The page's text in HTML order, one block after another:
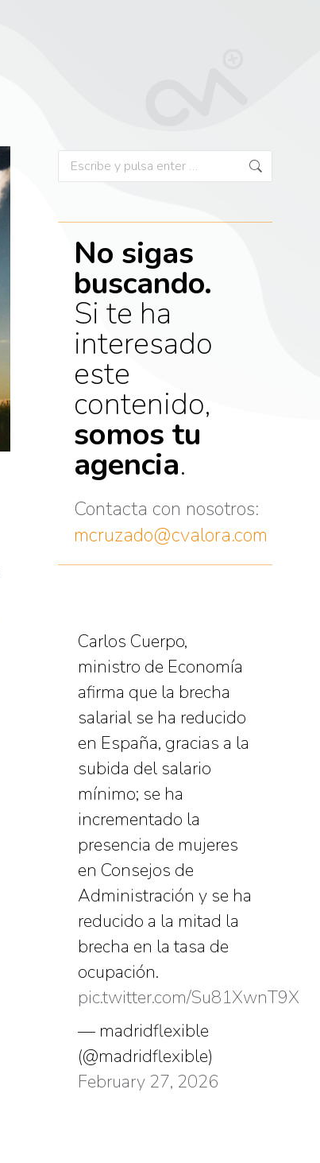
No sigas
buscando.
Si te ha
interesado
este
contenido,
somos tu
agencia.
Contacta con nosotros:
mcruzado@cvalora.com
Carlos Cuerpo,
ministro de Economía
afirma que la brecha
salarial se ha reducido
en España, gracias a la
subida del salario
mínimo; se ha
incrementado la
presencia de mujeres
en Consejos de
Administración y se ha
reducido a la mitad la
brecha en la tasa de
ocupación.
pic.twitter.com/Su81XwnT9X
— madridflexible
(@madridflexible)
February 27, 2026